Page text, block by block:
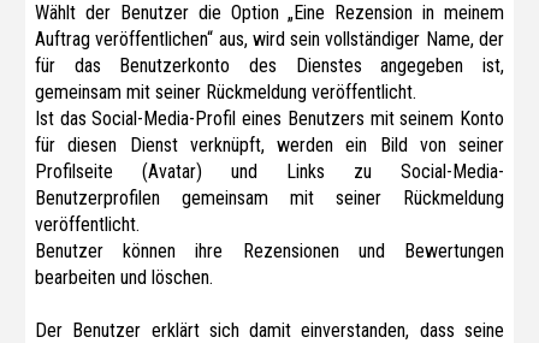
Wählt der Benutzer die Option „Eine Rezension in meinem
Auftrag veröffentlichen“ aus, wird sein vollständiger Name, der
für das Benutzerkonto des Dienstes angegeben ist,
gemeinsam mit seiner Rückmeldung veröffentlicht.
Ist das Social-Media-Profil eines Benutzers mit seinem Konto
für diesen Dienst verknüpft, werden ein Bild von seiner
Profilseite (Avatar) und Links zu Social-Media-
Benutzerprofilen gemeinsam mit seiner Rückmeldung
veröffentlicht.
Benutzer können ihre Rezensionen und Bewertungen
bearbeiten und löschen.
Der Benutzer erklärt sich damit einverstanden, dass seine